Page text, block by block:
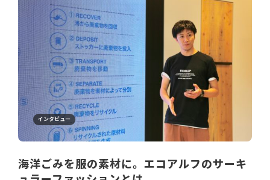
インタビュー
海洋ごみを服の素材に。エコアルフのサーキ